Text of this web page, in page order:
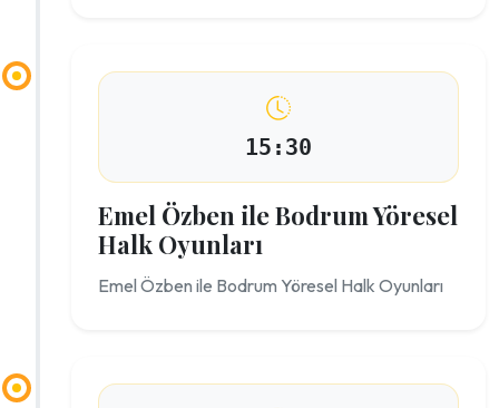
15:30
Emel Özben ile Bodrum Yöresel
Halk Oyunları
Emel Özben ile Bodrum Yöresel Halk Oyunları